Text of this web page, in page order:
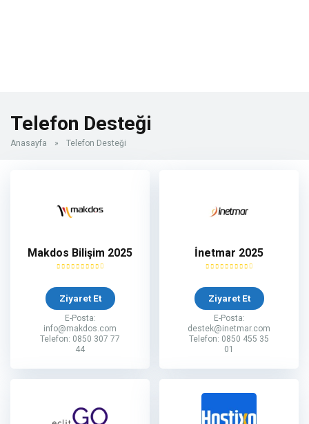
Telefon Desteği
Anasayfa » Telefon Desteği
Makdos Bilişim 2025
Ziyaret Et
E-Posta:
info@makdos.com
Telefon: 0850 307 77
44
İnetmar 2025
Ziyaret Et
E-Posta:
destek@inetmar.com
Telefon: 0850 455 35
01